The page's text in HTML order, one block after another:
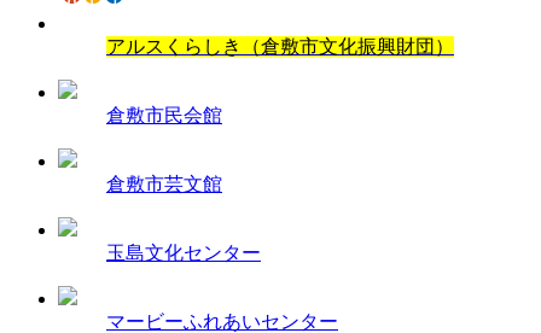
アルスくらしき（倉敷市文化振興財団）
倉敷市民会館
倉敷市芸文館
玉島文化センター
マービーふれあいセンター